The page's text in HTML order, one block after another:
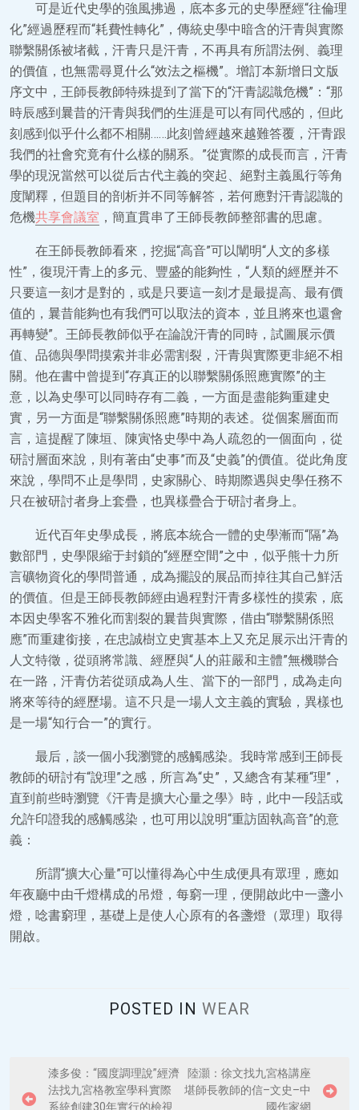
可是近代史學的強風拂過，底本多元的史學歷經“往倫理
化”經過歷程而“耗費性轉化”，傳統史學中暗含的汗青與實際
聯繫關係被堵截，汗青只是汗青，不再具有所謂法例、義理
的價值，也無需尋覓什么“效法之樞機”。增訂本新增日文版
序文中，王師長教師特殊提到了當下的“汗青認識危機”：“那
時辰感到曩昔的汗青與我們的生涯是可以有同代感的，但此
刻感到似乎什么都不相關……此刻曾經越來越難答覆，汗青跟
我們的社會究竟有什么樣的關系。”從實際的成長而言，汗青
學的現況當然可以從后古代主義的突起、絕對主義風行等角
度闡釋，但題目的剖析并不同等解答，若何應對汗青認識的
危機共享會議室 ，簡直貫串了王師長教師整部書的思慮。
在王師長教師看來，挖掘“高音”可以闡明“人文的多樣
性”，復現汗青上的多元、豐盛的能夠性，“人類的經歷并不
只要這一刻才是對的，或是只要這一刻才是最提高、最有價
值的，曩昔能夠也有我們可以取法的資本，並且將來也還會
再轉變”。王師長教師似乎在論說汗青的同時，試圖展示價
值、品德與學問摸索并非必需割裂，汗青與實際更非絕不相
關。他在書中曾提到“存真正的以聯繫關係照應實際”的主
意，以為史學可以同時存有二義，一方面是盡能夠重建史
實，另一方面是“聯繫關係照應”時期的表述。從個案層面而
言，這提醒了陳垣、陳寅恪史學中為人疏忽的一個面向，從
研討層面來說，則有著由“史事”而及“史義”的價值。從此角度
來說，學問不止是學問，史家關心、時期際遇與史學任務不
只在被研討者身上套疊，也異樣疊合于研討者身上。
近代百年史學成長，將底本統合一體的史學漸而“隔”為
數部門，史學限縮于封鎖的“經歷空間”之中，似乎熊十力所
言礦物資化的學問普通，成為擺設的展品而掉往其自己鮮活
的價值。但是王師長教師經由過程對汗青多樣性的摸索，底
本因史學客不雅化而割裂的曩昔與實際，借由“聯繫關係照
應”而重建銜接，在忠誠樹立史實基本上又充足展示出汗青的
人文特徵，從頭將常識、經歷與“人的莊嚴和主體”無機聯合
在一路，汗青仿若從頭成為人生、當下的一部門，成為走向
將來等待的經歷場。這不只是一場人文主義的實驗，異樣也
是一場“知行合一”的實行。
最后，談一個小我瀏覽的感觸感染。我時常感到王師長
教師的研討有“說理”之感，所言為“史”，又總含有某種“理”，
直到前些時瀏覽《汗青是擴大心量之學》時，此中一段話或
允許印證我的感觸感染，也可用以說明“重訪固執高音”的意
義：
所謂“擴大心量”可以懂得為心中生成便具有眾理，應如
年夜廳中由千燈構成的吊燈，每窮一理，便開啟此中一盞小
燈，唸書窮理，基礎上是使人心原有的各盞燈（眾理）取得
開啟。
POSTED IN WEAR
o
漆多俊：“國度調理說”經濟
法找九宮格教室學科實際
系統創建30年實行的檢視
陸灝：徐文找九宮格講座
堪師長教師的信–文史–中
國作家網